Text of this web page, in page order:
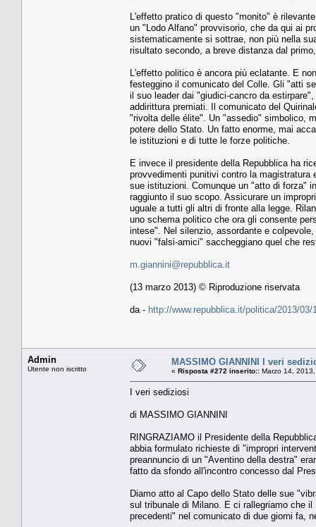
L'effetto pratico di questo "monito" è
un "Lodo Alfano" provvisorio, che da qui ai
sistematicamente si sottrae, non più nella
risultato secondo, a breve distanza dal
L'effetto politico è ancora più eclatante. E
festeggino il comunicato del Colle. Gli "atti
il suo leader dai "giudici-cancro da
addirittura premiati. Il comunicato del
"rivolta delle élite". Un "assedio" simbolico,
potere dello Stato. Un fatto enorme, mai
le istituzioni e di tutte le forze politiche.
E invece il presidente della Repubblica ha
provvedimenti punitivi contro la
sue istituzioni. Comunque un "atto di forza"
raggiunto il suo scopo. Assicurare un
uguale a tutti gli altri di fronte alla legge.
uno schema politico che ora gli consente
intese". Nel silenzio, assordante e
nuovi "falsi-amici" saccheggiano quel che
m.giannini@repubblica.it
(13 marzo 2013) © Riproduzione riservata
da - http://www.repubblica.it/politica/2013/
Admin
Utente non iscritto
MASSIMO GIANNINI I veri
« Risposta #272 inserito:: Marzo 14,
I veri sediziosi
di MASSIMO GIANNINI
RINGRAZIAMO il Presidente della
abbia formulato richieste di "impropri
preannuncio di un "Aventino della destra"
fatto da sfondo all'incontro concesso dal
Diamo atto al Capo dello Stato delle sue
sul tribunale di Milano. E ci rallegriamo che
precedenti" nel comunicato di due giorni fa,